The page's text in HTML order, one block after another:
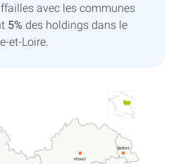
avec les communes
5% des holdings dans le
et-Loire.